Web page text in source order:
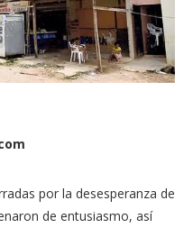
por la desesperanza de
de entusiasmo, así